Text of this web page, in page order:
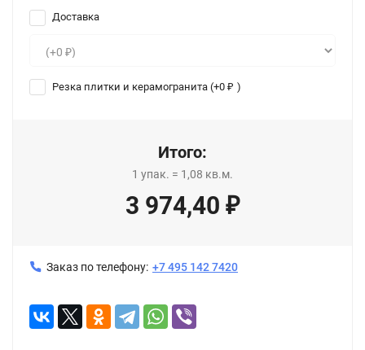
Доставка
Резка плитки и керамогранита (+0 ₽ )
Итого:
1 упак. = 1,08 кв.м.
3 974,40 ₽
Заказ по телефону: +7 495 142 7420